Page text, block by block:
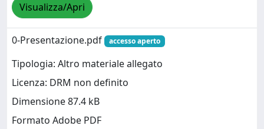
Visualizza/Apri
0-Presentazione.pdf accesso aperto
Tipologia: Altro materiale allegato
Licenza: DRM non definito
Dimensione 87.4 kB
Formato Adobe PDF